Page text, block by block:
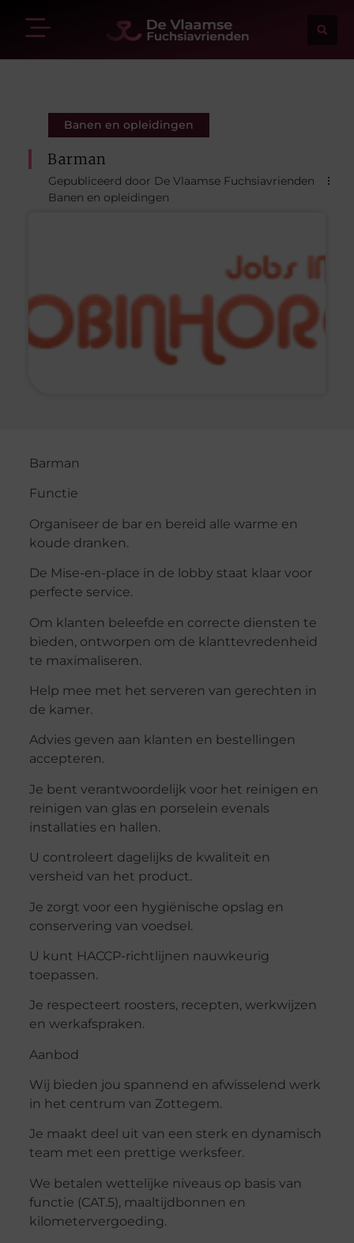
Banen en opleidingen
Barman
Gepubliceerd door De Vlaamse Fuchsiavrienden
Banen en opleidingen
Barman
Functie
Organiseer de bar en bereid alle warme en
koude dranken.
De Mise-en-place in de lobby staat klaar voor
perfecte service.
Om klanten beleefde en correcte diensten te
bieden, ontworpen om de klanttevredenheid
te maximaliseren.
Help mee met het serveren van gerechten in
de kamer.
Advies geven aan klanten en bestellingen
accepteren.
Je bent verantwoordelijk voor het reinigen en
reinigen van glas en porselein evenals
installaties en hallen.
U controleert dagelijks de kwaliteit en
versheid van het product.
Je zorgt voor een hygiënische opslag en
conservering van voedsel.
U kunt HACCP-richtlijnen nauwkeurig
toepassen.
Je respecteert roosters, recepten, werkwijzen
en werkafspraken.
Aanbod
Wij bieden jou spannend en afwisselend werk
in het centrum van Zottegem.
Je maakt deel uit van een sterk en dynamisch
team met een prettige werksfeer.
We betalen wettelijke niveaus op basis van
functie (CAT.5), maaltijdbonnen en
kilometervergoeding.